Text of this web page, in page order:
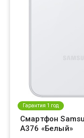
Гарантия 1 год
Смартфон
A376 «Белый»